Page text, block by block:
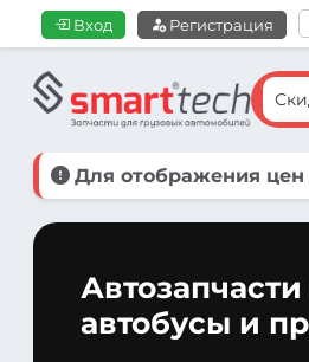
Вход Регистрация
Для отображения цен
автобусы и